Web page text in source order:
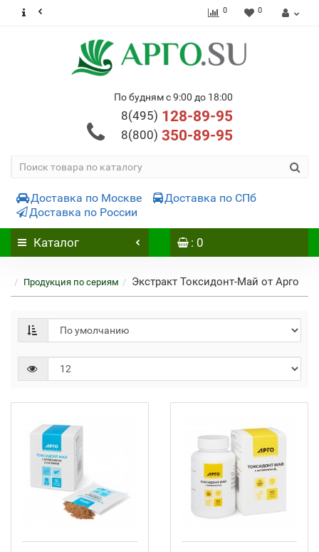
0 0
По будням с 9:00 до 18:00
8(495) 128-89-95
8(800) 350-89-95
Доставка по Москве
Доставка по СПб
Доставка по России
Каталог : 0
Продукция по сериям Экстракт Токсидонт-Май от Арго